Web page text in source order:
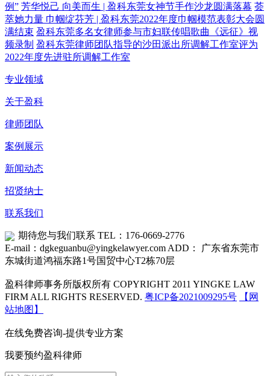
例” 芳华悦己 向美而生 | 盈科东莞女神节手作沙龙圆满落幕 荟
萃她力量 巾帼绽芬芳 | 盈科东莞2022年度巾帼模范表彰大会圆
满结束 盈科东莞多名女律师参与市妇联传唱歌曲《远征》视
频录制 盈科东莞律师团队指导的沙田派出所调解工作室评为
2022年度先进驻所调解工作室
专业领域
关于盈科
律师团队
案例展示
新闻动态
招贤纳士
联系我们
期待您与我们联系 TEL：176-0669-2776
E-mail：dgkeguanbu@yingkelawyer.com ADD： 广东省东莞市
东城街道鸿福东路1号国贸中心T2栋70层
盈科律师事务所版权所有 COPYRIGHT 2011 YINGKE LAW
FIRM ALL RIGHTS RESERVED. 粤ICP备2021009295号
【网
站地图】
在线免费咨询-提供专业方案
我要预约盈科律师